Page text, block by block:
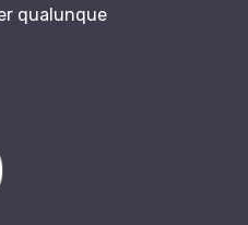
qualunque